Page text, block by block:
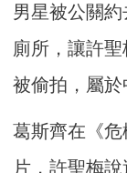
男星被公關
廁所，讓許
被偷拍，屬於
葛斯齊在《
片，許聖梅